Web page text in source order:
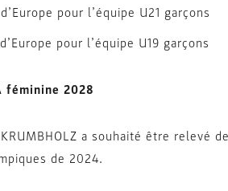
pour l’équipe U21 garçons
pour l’équipe U19 garçons
féminine 2028
KRUMBHOLZ a souhaité être relevé
de 2024.